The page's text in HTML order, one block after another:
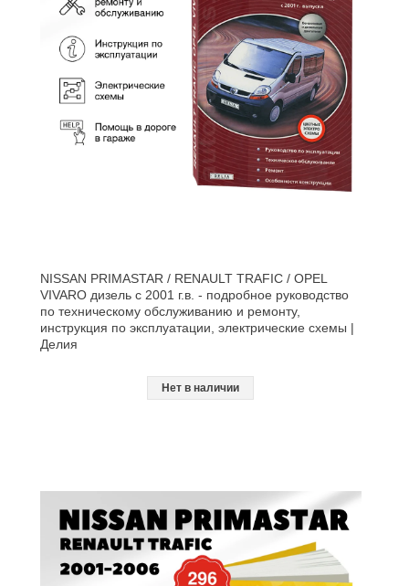
NISSAN PRIMASTAR / RENAULT TRAFIC / OPEL
VIVARO дизель с 2001 г.в. - подробное руководство
по техническому обслуживанию и ремонту,
инструкция по эксплуатации, электрические схемы |
Делия
Нет в наличии